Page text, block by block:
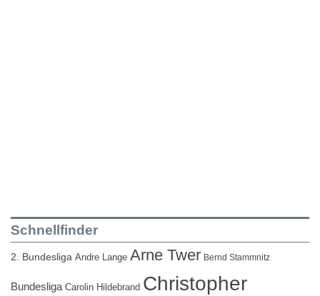
Schnellfinder
2. Bundesliga Andre Lange Arne Twer Bernd Stammnitz
Bundesliga Carolin Hildebrand Christopher